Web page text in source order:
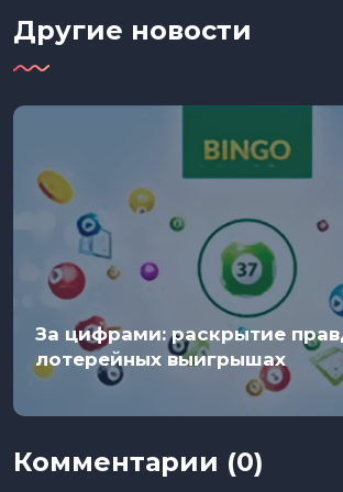
Другие новости
За цифрами: раскрытие
лотерейных выигрышах
Комментарии (0)